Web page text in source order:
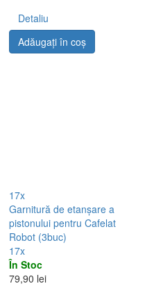
Detaliu
Adăugați în coş
17x
Garnitură de etanșare a
pistonului pentru Cafelat
Robot (3buc)
17x
În Stoc
79,90 lei